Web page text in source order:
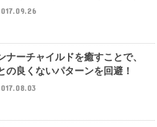
ナーチャイルドを癒すことで、
の良くないパターンを回避！